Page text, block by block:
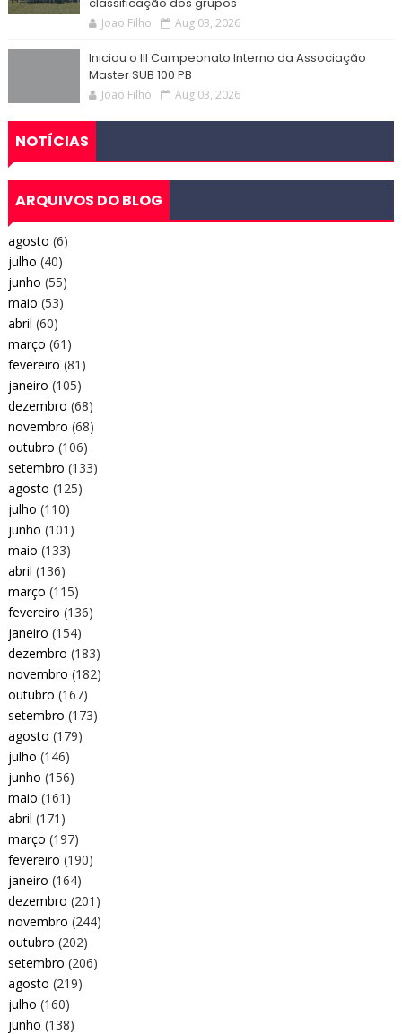
Joao Filho Aug 03, 2026
Iniciou o III Campeonato Interno da Associação
Master SUB 100 PB
Joao Filho Aug 03, 2026
NOTÍCIAS
ARQUIVOS DO BLOG
agosto (6)
julho (40)
junho (55)
maio (53)
abril (60)
março (61)
fevereiro (81)
janeiro (105)
dezembro (68)
novembro (68)
outubro (106)
setembro (133)
agosto (125)
julho (110)
junho (101)
maio (133)
abril (136)
março (115)
fevereiro (136)
janeiro (154)
dezembro (183)
novembro (182)
outubro (167)
setembro (173)
agosto (179)
julho (146)
junho (156)
maio (161)
abril (171)
março (197)
fevereiro (190)
janeiro (164)
dezembro (201)
novembro (244)
outubro (202)
setembro (206)
agosto (219)
julho (160)
junho (138)